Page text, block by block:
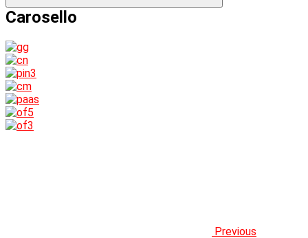
Carosello
Previous